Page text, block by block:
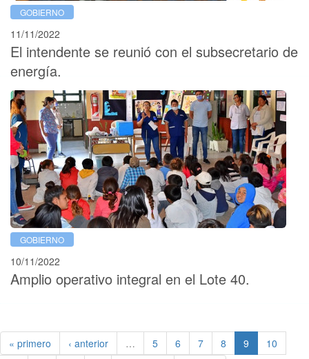
GOBIERNO
11/11/2022
El intendente se reunió con el subsecretario de
energía.
GOBIERNO
10/11/2022
Amplio operativo integral en el Lote 40.
« primero ‹ anterior … 5 6 7 8 9
10